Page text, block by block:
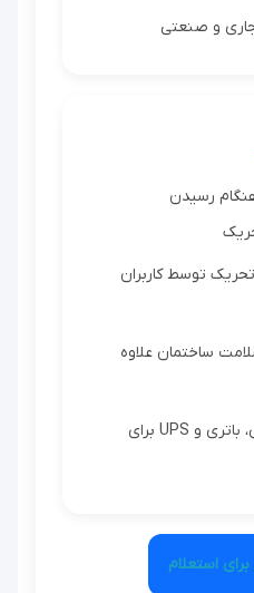
و صنعتی
رسیدن
توسط کاربران
ساختمان علاوه
پشتیبانی از برق شهری، باتری و UPS برای
استعلام